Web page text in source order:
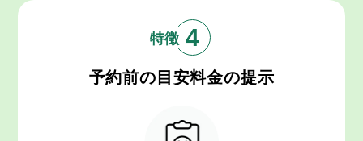
4
予約前の 目安料金の提示